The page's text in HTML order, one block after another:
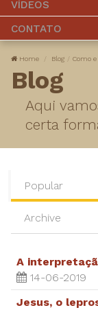
VÍDEOS
CONTATO
Home Blog Como
Blog
Aqui
certa
Popular
Archive
A
14-06-2019
Jesus, o